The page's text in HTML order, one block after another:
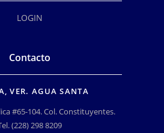
LOGIN
Contacto
VER. AGUA SANTA
#65-104. Col. Constituyentes.
(228) 298 8209